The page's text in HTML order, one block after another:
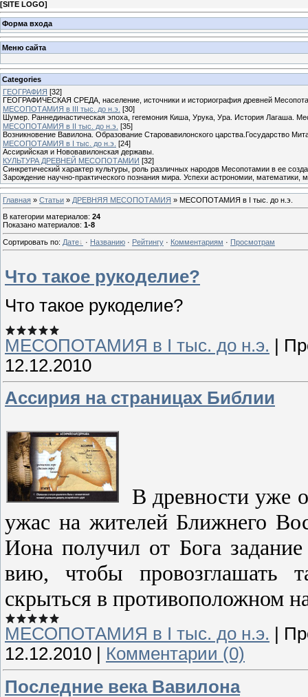
[SITE LOGO]
Форма входа
Меню сайта
Categories
ГЕОГРАФИЯ [32]
ГЕОГРАФИЧЕСКАЯ СРЕДА, население, источники и историография древней
МЕСОПОТАМИЯ в ІІІ тыс. до н.э. [30]
Шумер. Раннединастическая эпоха, гегемония Киша, Урука, Ура. История Лагаша.
МЕСОПОТАМИЯ в ІІ тыс. до н.э. [35]
Возникновение Вавилона. Образование Старовавилонского царства.Государство
МЕСОПОТАМИЯ в І тыс. до н.э. [24]
Ассирийская и Нововавилонская державы.
КУЛЬТУРА ДРЕВНЕЙ МЕСОПОТАМИИ [32]
Синкретический характер культуры, роль различных народов Месопотамии в ее
Зарождение научно-практического познания мира. Успехи астрономии, математики,
Главная » Статьи » ДРЕВНЯЯ МЕСОПОТАМИЯ » МЕСОПОТАМИЯ в І тыс. до н.э.
В категории материалов: 24
Показано материалов: 1-8
Сортировать по: Дате · Названию · Рейтингу · Комментариям · Просмотрам
Что такое рукоделие?
Что такое рукоделие?
МЕСОПОТАМИЯ в І тыс. до н.э. |
12.12.2010
Ассирия на страницах Библии
В древности уже
ужас на жите­лей Ближнего
Иона получил от Бога
вию, чтобы провозглашать
скрыться в проти­воположном
МЕСОПОТАМИЯ в І тыс. до н.э.
12.12.2010
Комментарии (0)
Последние века Вавилона